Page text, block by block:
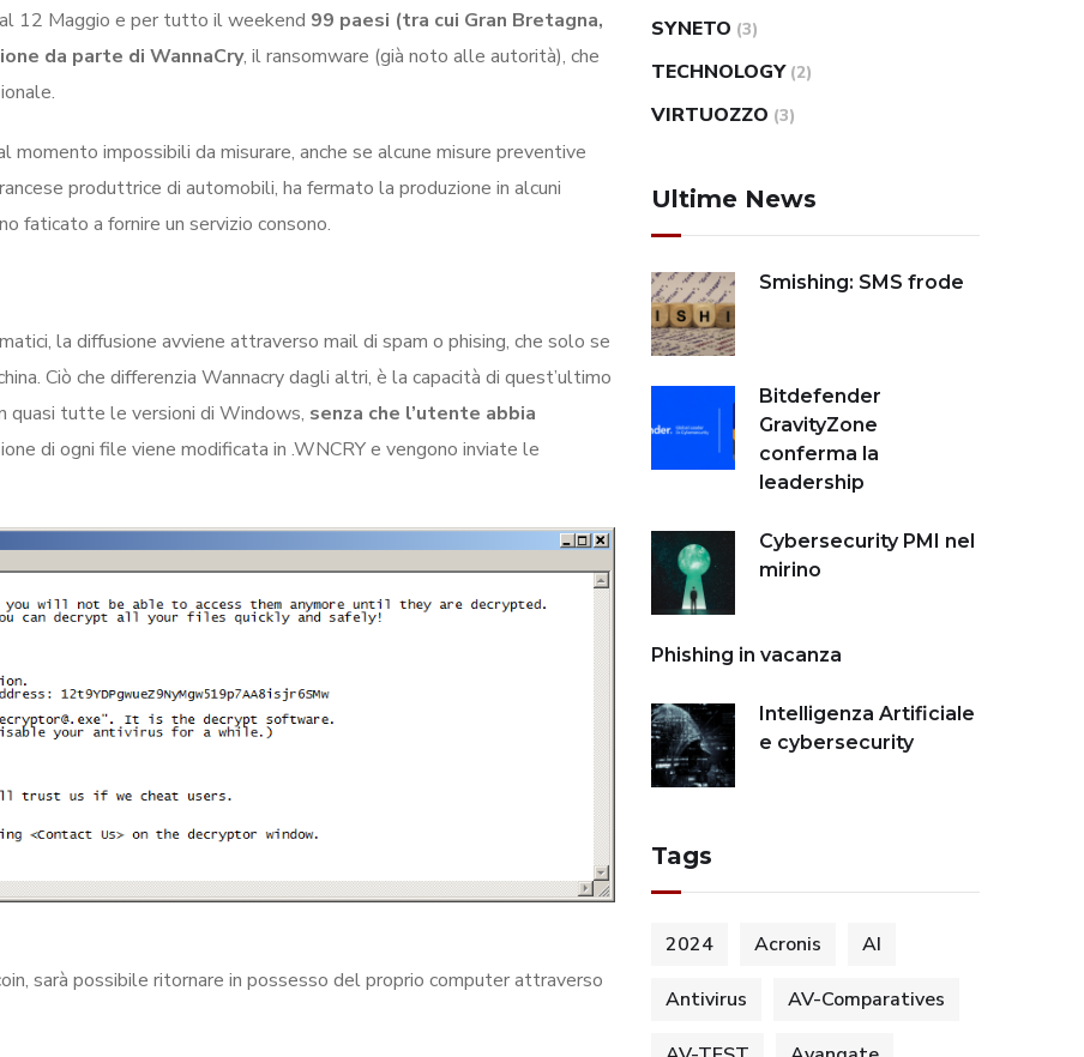
12 Maggio e per tutto il weekend 99 paesi (tra cui Gran Bretagna,
da parte di WannaCry, il ransomware (già noto alle autorità), che
momento impossibili da misurare, anche se alcune misure preventive
produttrice di automobili, ha fermato la produzione in alcuni
faticato a fornire un servizio consono.
la diffusione avviene attraverso mail di spam o phising, che solo se
Ciò che differenzia Wannacry dagli altri, è la capacità di quest’ultimo
quasi tutte le versioni di Windows, senza che l’utente abbia
di ogni file viene modificata in .WNCRY e vengono inviate le
sarà possibile ritornare in possesso del proprio computer attraverso
SYNETO (3)
TECHNOLOGY (2)
VIRTUOZZO (3)
Ultime News
Smishing: SMS frode
Bitdefender
GravityZone
conferma la
leadership
Cybersecurity PMI nel
mirino
Phishing in vacanza
Intelligenza Artificiale
e cybersecurity
Tags
2024 Acronis AI
Antivirus AV-Comparatives